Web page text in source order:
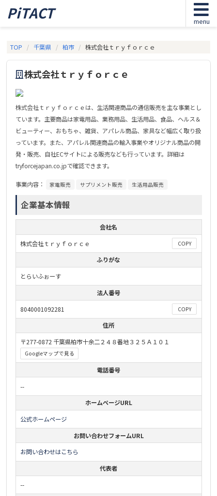
PiTACT menu
TOP 千葉県 柏市 株式会社ｔｒｙｆｏｒｃｅ
株式会社ｔｒｙｆｏｒｃｅ
株式会社ｔｒｙｆｏｒｃｅは、生活関連商品の通信販売を主な事業とし
ています。主要商品は家電用品、業務用品、生活用品、食品、ヘルス＆
ビューティー、おもちゃ、雑貨、アパレル商品、家具など幅広く取り扱
っています。また、アパレル関連商品の輸入事業やオリジナル商品の開
発・販売、自社ECサイトによる販売なども行っています。詳細は
tryforcejapan.co.jpで確認できます。
事業内容： 家電販売 サプリメント販売 生活用品販売
企業基本情報
会社名
株式会社ｔｒｙｆｏｒｃｅ
COPY
ふりがな
とらいふぉーす
法人番号
8040001092281
COPY
住所
〒277-0872 千葉県柏市十余二２４８番地３２５Ａ１０１
Googleマップで見る
電話番号
--
ホームページURL
公式ホームページ
お問い合わせフォームURL
お問い合わせはこちら
代表者
--